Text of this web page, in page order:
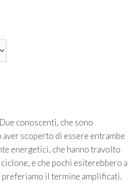
conoscenti, che sono
scoperto di essere entrambe
energetici, che hanno travolto
e che pochi esiterebbero a
il termine amplificati.